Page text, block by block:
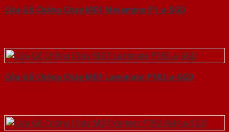
Cửa Gỗ Chống Cháy MDF Melamine P1-a-SGD
Cửa Gỗ Chống Cháy MDF Laminate P1R2-a-SGD